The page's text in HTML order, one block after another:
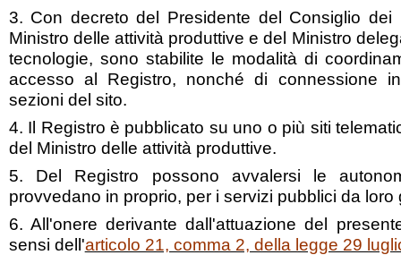
3. Con decreto del Presidente del Consiglio dei
Ministro delle attività produttive e del Ministro
tecnologie, sono stabilite le modalità di
accesso al Registro, nonché di connessione
sezioni del sito.
4. Il Registro è pubblicato su uno o più siti
del Ministro delle attività produttive.
5. Del Registro possono avvalersi le
provvedano in proprio, per i servizi pubblici da loro
6. All'onere derivante dall'attuazione del
sensi dell'articolo 21, comma 2, della legge 29